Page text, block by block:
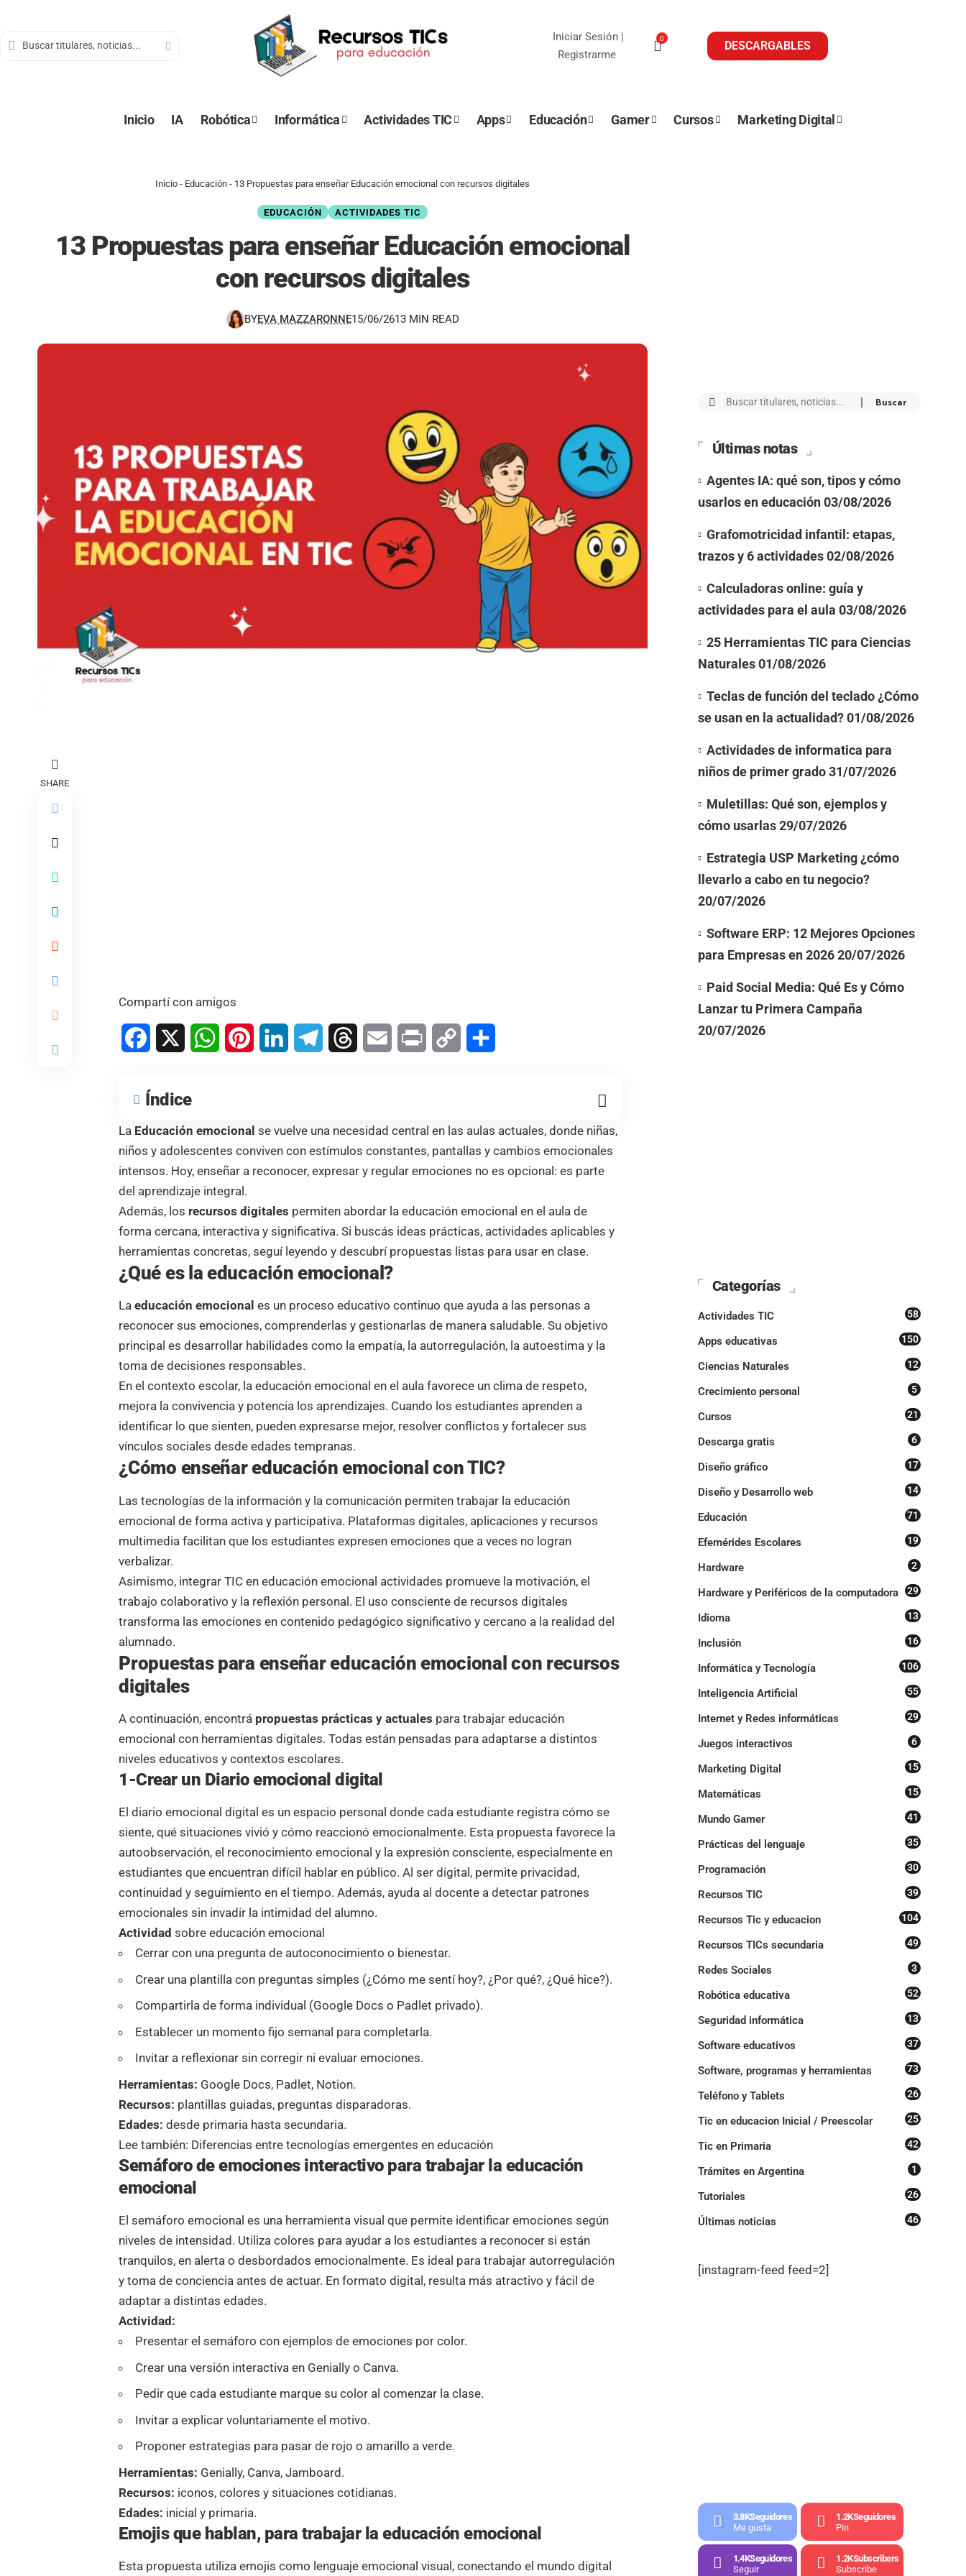
Iniciar Sesión|
Registrarme
0
DESCARGABLES
Inicio IA Robótica Informática Actividades TIC Apps Educación Gamer Cursos Marketing Digital
Inicio- Educación- 13 Propuestas para enseñar Educación emocional con recursos digitales
EDUCACIÓN ACTIVIDADES TIC
13 Propuestas para enseñar Educación emocional
con recursos digitales
BYEVA MAZZARONNE15/06/2613 MIN READ
SHARE
Compartí con amigos
Facebook WhatsAppPinterestLinkedIn TelegramThreads Email Print Copy
Índice
La Educación emocional se vuelve una necesidad central en las aulas actuales, donde niñas,
niños y adolescentes conviven con estímulos constantes, pantallas y cambios emocionales
intensos. Hoy, enseñar a reconocer, expresar y regular emociones no es opcional: es parte
del aprendizaje integral.
Además, los recursos digitales permiten abordar la educación emocional en el aula de
forma cercana, interactiva y significativa. Si buscás ideas prácticas, actividades aplicables y
herramientas concretas, seguí leyendo y descubrí propuestas listas para usar en clase.
¿Qué es la educación emocional?
Laeducación emocional es un proceso educativo continuo que ayuda a las personas a
reconocer sus emociones, comprenderlas y gestionarlas de manera saludable. Su objetivo
principal es desarrollar habilidades como la empatía, la autorregulación, la autoestima y la
toma de decisiones responsables.
En el contexto escolar, la educación emocional en el aula favorece un clima de respeto,
mejora la convivencia y potencia los aprendizajes. Cuando los estudiantes aprenden a
identificar lo que sienten, pueden expresarse mejor, resolver conflictos y fortalecer sus
vínculos sociales desde edades tempranas.
¿Cómo enseñar educación emocional con TIC?
Las tecnologías de la información y la comunicación permiten trabajar la educación
emocional de forma activa y participativa. Plataformas digitales, aplicaciones y recursos
multimedia facilitan que los estudiantes expresen emociones que a veces no logran
verbalizar.
Asimismo, integrar TIC en educación emocional actividades promueve la motivación, el
trabajo colaborativo y la reflexión personal. El uso consciente de recursos digitales
transforma las emociones en contenido pedagógico significativo y cercano a la realidad del
alumnado.
Propuestas para enseñar educación emocional con recursos
digitales
A continuación, encontrá propuestas prácticas y actuales para trabajar educación
emocional con herramientas digitales. Todas están pensadas para adaptarse a distintos
niveles educativos y contextos escolares.
1-Crear un Diario emocional digital
El diario emocional digital es un espacio personal donde cada estudiante registra cómo se
siente, qué situaciones vivió y cómo reaccionó emocionalmente. Esta propuesta favorece la
autoobservación, el reconocimiento emocional y la expresión consciente, especialmente en
estudiantes que encuentran difícil hablar en público. Al ser digital, permite privacidad,
continuidad y seguimiento en el tiempo. Además, ayuda al docente a detectar patrones
emocionales sin invadir la intimidad del alumno.
Actividadsobre educación emocional
Cerrar con una pregunta de autoconocimiento o bienestar.
Crear una plantilla con preguntas simples (¿Cómo me sentí hoy?, ¿Por qué?, ¿Qué hice?).
Compartirla de forma individual (Google Docs o Padlet privado).
Establecer un momento fijo semanal para completarla.
Invitar a reflexionar sin corregir ni evaluar emociones.
Herramientas: Google Docs, Padlet, Notion.
Recursos: plantillas guiadas, preguntas disparadoras.
Edades: desde primaria hasta secundaria.
Lee también: Diferencias entre tecnologías emergentes en educación
Semáforo de emociones interactivo para trabajar la educación
emocional
El semáforo emocional es una herramienta visual que permite identificar emociones según
niveles de intensidad. Utiliza colores para ayudar a los estudiantes a reconocer si están
tranquilos, en alerta o desbordados emocionalmente. Es ideal para trabajar autorregulación
y toma de conciencia antes de actuar. En formato digital, resulta más atractivo y fácil de
adaptar a distintas edades.
Actividad:
Presentar el semáforo con ejemplos de emociones por color.
Crear una versión interactiva en Genially o Canva.
Pedir que cada estudiante marque su color al comenzar la clase.
Invitar a explicar voluntariamente el motivo.
Proponer estrategias para pasar de rojo o amarillo a verde.
Herramientas: Genially, Canva, Jamboard.
Recursos: iconos, colores y situaciones cotidianas.
Edades: inicial y primaria.
Emojis que hablan, para trabajar la educación emocional
Esta propuesta utiliza emojis como lenguaje emocional visual, conectando el mundo digital
Últimas notas
Agentes IA: qué son, tipos y cómo
usarlos en educación 03/08/2026
Grafomotricidad infantil: etapas,
trazos y 6 actividades 02/08/2026
Calculadoras online: guía y
actividades para el aula 03/08/2026
25 Herramientas TIC para Ciencias
Naturales 01/08/2026
Teclas de función del teclado ¿Cómo
se usan en la actualidad? 01/08/2026
Actividades de informatica para
niños de primer grado 31/07/2026
Muletillas: Qué son, ejemplos y
cómo usarlas 29/07/2026
Estrategia USP Marketing ¿cómo
llevarlo a cabo en tu negocio?
20/07/2026
Software ERP: 12 Mejores Opciones
para Empresas en 2026 20/07/2026
Paid Social Media: Qué Es y Cómo
Lanzar tu Primera Campaña
20/07/2026
Categorías
Actividades TIC 58
Apps educativas 150
Ciencias Naturales 12
Crecimiento personal 5
Cursos 21
Descarga gratis 6
Diseño gráfico 17
Diseño y Desarrollo web 14
Educación 71
Efemérides Escolares 19
Hardware 2
Hardware y Periféricos de la computadora 29
Idioma 13
Inclusión 16
Informática y Tecnología 106
Inteligencia Artificial 55
Internet y Redes informáticas 29
Juegos interactivos 6
Marketing Digital 15
Matemáticas 15
Mundo Gamer 41
Prácticas del lenguaje 35
Programación 30
Recursos TIC 39
Recursos Tic y educacion 104
Recursos TICs secundaria 49
Redes Sociales 3
Robótica educativa 52
Seguridad informática 13
Software educativos 37
Software, programas y herramientas 73
Teléfono y Tablets 26
Tic en educacion Inicial / Preescolar 25
Tic en Primaria 42
Trámites en Argentina 1
Tutoriales 26
Últimas noticias 46
[instagram-feed feed=2]
3.8KSeguidores
Me gusta
1.2KSeguidores
Pin
1.4KSeguidores
Seguir
1.2KSubscribers
Subscribe